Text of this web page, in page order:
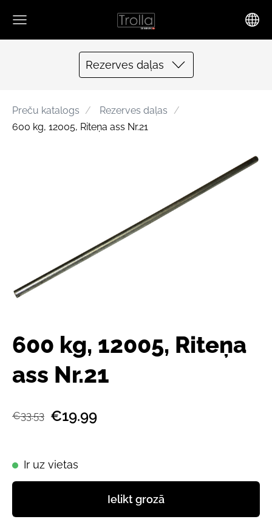
Rezerves daļas
Preču katalogs
Rezerves daļas
600 kg, 12005, Riteņa ass Nr.21
600 kg, 12005, Riteņa
ass Nr.21
€33.53 €19.99
Ir uz vietas
Ielikt grozā